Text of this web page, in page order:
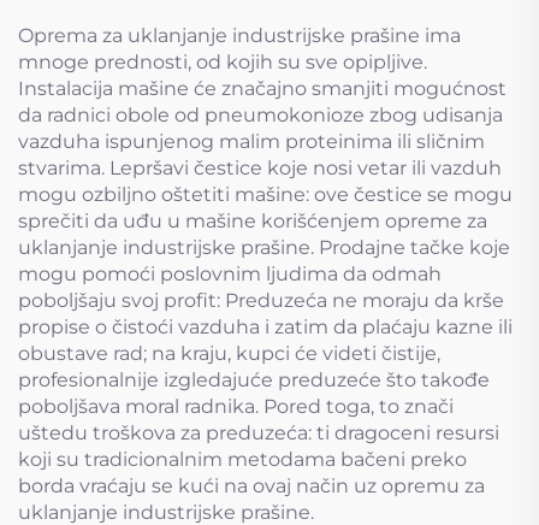
Oprema za uklanjanje industrijske prašine ima
mnoge prednosti, od kojih su sve opipljive.
Instalacija mašine će značajno smanjiti mogućnost
da radnici obole od pneumokonioze zbog udisanja
vazduha ispunjenog malim proteinima ili sličnim
stvarima. Lepršavi čestice koje nosi vetar ili vazduh
mogu ozbiljno oštetiti mašine: ove čestice se mogu
sprečiti da uđu u mašine korišćenjem opreme za
uklanjanje industrijske prašine. Prodajne tačke koje
mogu pomoći poslovnim ljudima da odmah
poboljšaju svoj profit: Preduzeća ne moraju da krše
propise o čistoći vazduha i zatim da plaćaju kazne ili
obustave rad; na kraju, kupci će videti čistije,
profesionalnije izgledajuće preduzeće što takođe
poboljšava moral radnika. Pored toga, to znači
uštedu troškova za preduzeća: ti dragoceni resursi
koji su tradicionalnim metodama bačeni preko
borda vraćaju se kući na ovaj način uz opremu za
uklanjanje industrijske prašine.